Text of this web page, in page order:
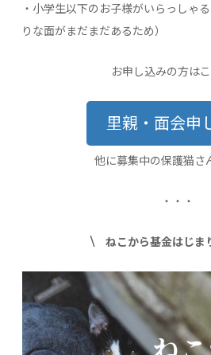
・小学生以下のお子様がいらっしゃ
りな面がまだまだあるため）
お申し込みの方は
里親・面会申
他に募集中の保護猫さ
・・・
\ ねこから基金はじ